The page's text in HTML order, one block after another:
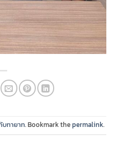
บทายาท. Bookmark thepermalink.